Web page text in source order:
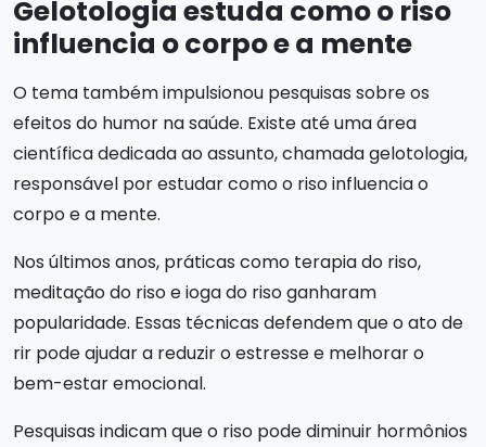
Gelotologia estuda como o riso
influencia o corpo e a mente
O tema também impulsionou pesquisas sobre os
efeitos do humor na saúde. Existe até uma área
científica dedicada ao assunto, chamada gelotologia,
responsável por estudar como o riso influencia o
corpo e a mente.
Nos últimos anos, práticas como terapia do riso,
meditação do riso e ioga do riso ganharam
popularidade. Essas técnicas defendem que o ato de
rir pode ajudar a reduzir o estresse e melhorar o
bem-estar emocional.
Pesquisas indicam que o riso pode diminuir hormônios